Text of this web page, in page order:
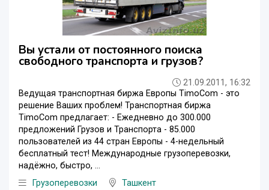
Вы устали от постоянного поиска
свободного транспорта и грузов?
21.09.2011, 16:32
Ведущая транспортная биржа Европы TimoCom - это
решение Ваших проблем! Транспортная биржа
TimoCom предлагает: - Ежедневно до 300.000
предложений Грузов и Транспорта - 85.000
пользователей из 44 стран Европы - 4-недельный
бесплатный тест! Международные грузоперевозки,
надёжно, быстро, ...
Грузоперевозки
Ташкент